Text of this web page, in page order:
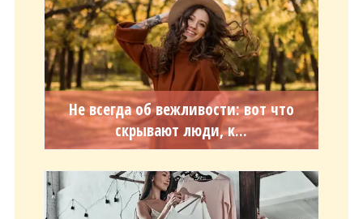
Не всегда об вежливости: вот что
скрывают люди, к...